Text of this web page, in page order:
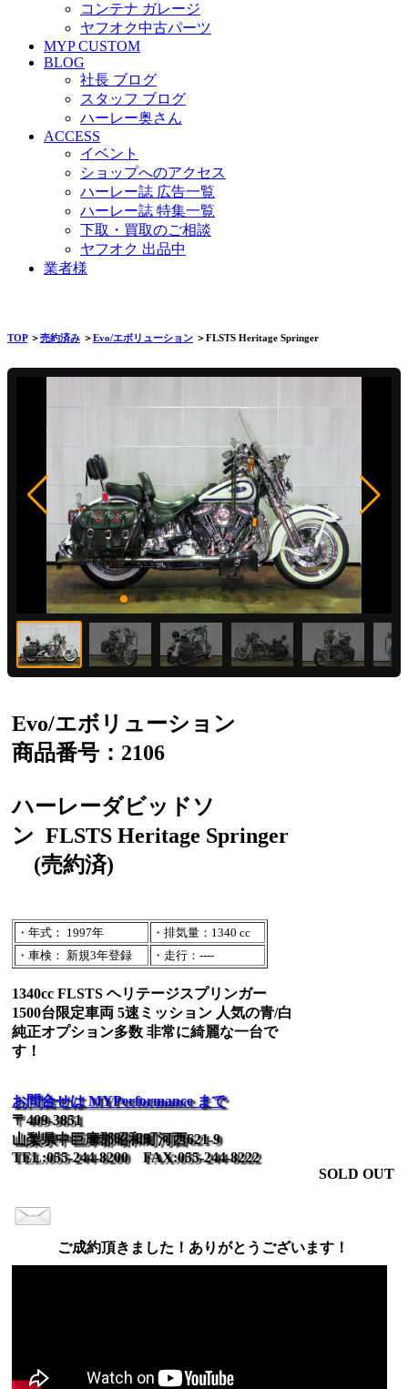
コンテナ ガレージ
ヤフオク中古パーツ
MYP CUSTOM
BLOG
社長 ブログ
スタッフ ブログ
ハーレー奥さん
ACCESS
イベント
ショップへのアクセス
ハーレー誌 広告一覧
ハーレー誌 特集一覧
下取・買取のご相談
ヤフオク 出品中
業者様
TOP＞売約済み ＞Evo/エボリューション ＞FLSTS Heritage Springer
Evo/エボリューション
商品番号：2106
ハーレーダビッドソ
ン FLSTS Heritage Springer
(売約済)
・年式： 1997年
・排気量：1340 cc
・車検： 新規3年登録
・走行：----
1340cc FLSTS ヘリテージスプリンガー
1500台限定車両 5速ミッション 人気の青/白
純正オプション多数 非常に綺麗な一台で
す！
お問合せは MYPerformance まで
〒409-3851
山梨県中巨摩郡昭和町河西621-9
TEL:055-244-8200 FAX:055-244-8222
SOLD OUT
ご成約頂きました！ありがとうございます！